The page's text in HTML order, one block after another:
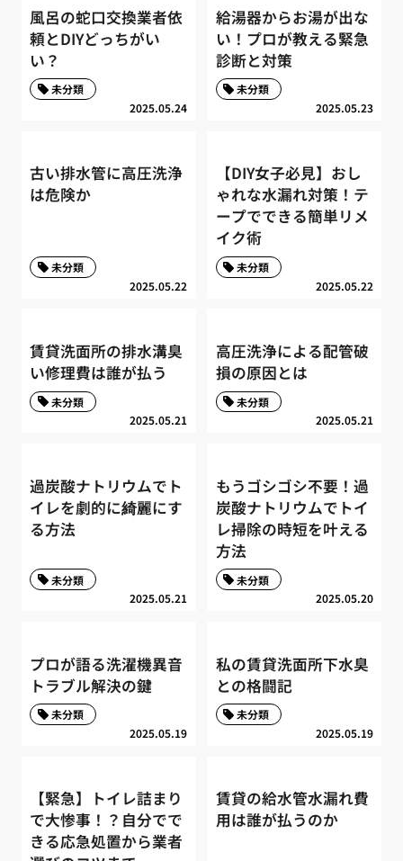
風呂の蛇口交換業者依
頼とDIYどっちがい
い？
2025.05.24
未分類
給湯器からお湯が出な
い！プロが教える緊急
診断と対策
2025.05.23
未分類
古い排水管に高圧洗浄
は危険か
2025.05.22
未分類
【DIY女子必見】おし
ゃれな水漏れ対策！テ
ープでできる簡単リメ
イク術
2025.05.22
未分類
賃貸洗面所の排水溝臭
い修理費は誰が払う
2025.05.21
未分類
高圧洗浄による配管破
損の原因とは
2025.05.21
未分類
過炭酸ナトリウムでト
イレを劇的に綺麗にす
る方法
2025.05.21
未分類
もうゴシゴシ不要！過
炭酸ナトリウムでトイ
レ掃除の時短を叶える
方法
2025.05.20
未分類
プロが語る洗濯機異音
トラブル解決の鍵
2025.05.19
未分類
私の賃貸洗面所下水臭
との格闘記
2025.05.19
未分類
【緊急】トイレ詰まり
で大惨事！？自分でで
きる応急処置から業者
賃貸の給水管水漏れ費
用は誰が払うのか